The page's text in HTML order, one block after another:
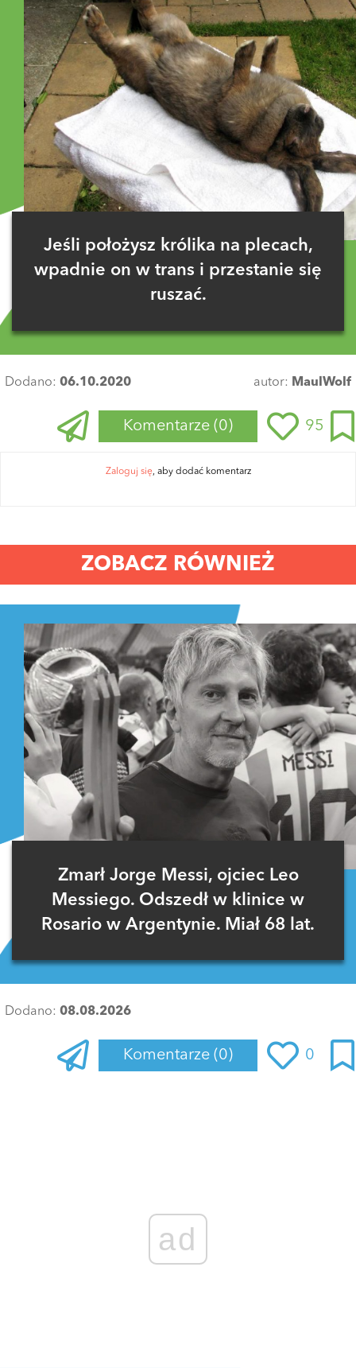
Jeśli położysz królika na plecach,
wpadnie on w trans i przestanie się
ruszać.
Dodano: 06.10.2020 autor: MaulWolf
Komentarze (0) 95
Zaloguj się, aby dodać komentarz
ZOBACZ RÓWNIEŻ
Zmarł Jorge Messi, ojciec Leo
Messiego. Odszedł w klinice w
Rosario w Argentynie. Miał 68 lat.
Dodano: 08.08.2026
Komentarze (0) 0
ad